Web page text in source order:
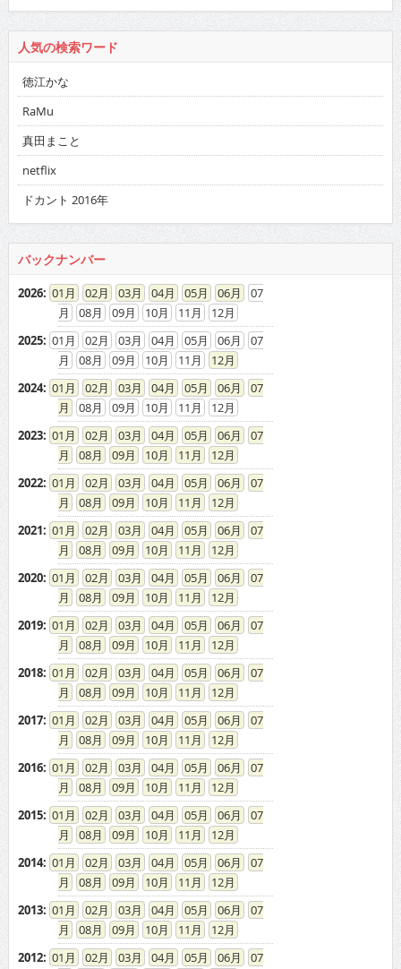
人気の検索ワード
徳江かな
RaMu
真田まこと
netflix
ドカント 2016年
バックナンバー
2026: 01 02 03 04 05 06
07
08
09 10 11
12
2025: 01 02 03 04 05 06
07
08
09 10 11
12
2024: 01 02 03 04 05 06
07
08
09 10 11
12
2023: 01 02 03 04 05 06
07
08
09 10 11
12
2022: 01 02 03 04 05 06
07
08
09 10 11
12
2021: 01 02 03 04 05 06
07
08
09 10 11
12
2020: 01 02 03 04 05 06
07
08
09 10 11
12
2019: 01 02 03 04 05 06
07
08
09 10 11
12
2018: 01 02 03 04 05 06
07
08
09 10 11
12
2017: 01 02 03 04 05 06
07
08
09 10 11
12
2016: 01 02 03 04 05 06
07
08
09 10 11
12
2015: 01 02 03 04 05 06
07
08
09 10 11
12
2014: 01 02 03 04 05 06
07
08
09 10 11
12
2013: 01 02 03 04 05 06
07
08
09 10 11
12
2012: 01 02 03 04 05 06
07